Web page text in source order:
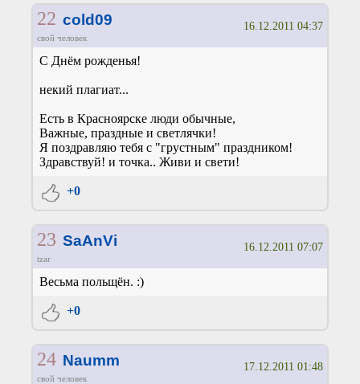
22 cold09
свой человек
16.12.2011 04:37
С Днём рожденья!
некий плагиат...
Есть в Красноярске люди обычные,
Важные, праздные и светлячки!
Я поздравляю тебя с "грустным" праздником!
Здравствуй! и точка.. Живи и свети!
+0
23 SaAnVi
tzar
16.12.2011 07:07
Весьма польщён. :)
+0
24 Naumm
свой человек
17.12.2011 01:48